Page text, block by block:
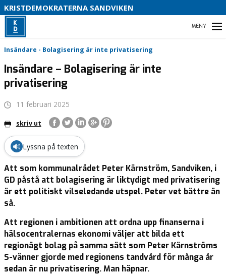
KRISTDEMOKRATERNA SANDVIKEN
HEM
KONTAKTA OSS
ALLA INLÄGG
Insändare - Bolagisering är inte privatisering
Insändare – Bolagisering är inte
privatisering
11 februari 2025
skriv ut
🔊 Lyssna på texten
Att som kommunalrådet Peter Kärnström, Sandviken, i
GD påstå att bolagisering är liktydigt med privatisering
är ett politiskt vilseledande utspel. Peter vet bättre än
så.
Att regionen i ambitionen att ordna upp finanserna i
hälsocentralernas ekonomi väljer att bilda ett
regionägt bolag på samma sätt som Peter Kärnströms
S-vänner gjorde med regionens tandvård för många år
sedan är nu privatisering. Man häpnar.